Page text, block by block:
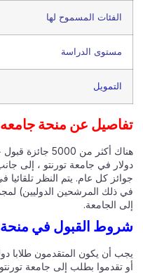
الفئات المسموح لها
مستوى الدراسة
التمويل
عن منحة جامعه
في جامعة تورنتو ، إلى جانب
كل عام. يتم النظر تلقائيا في
ذلك المرشحين الدوليين)
الجامعة.
القبول في منحة
أن يكون المتقدمون طلابا
تقدموا بطلب إلى جامعة تورنتو-